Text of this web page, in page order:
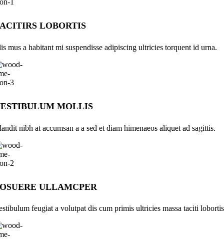
LOBORTIS
mus a habitant mi suspendisse adipiscing ultricies torquent id urna.
MOLLIS
nibh at accumsan a a sed et diam himenaeos aliquet ad sagittis.
ULLAMCPER
feugiat a volutpat dis cum primis ultricies massa taciti